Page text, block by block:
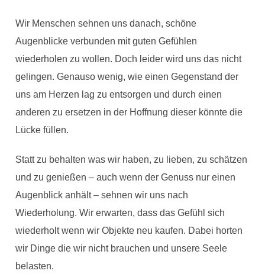
Wir Menschen sehnen uns danach, schöne
Augenblicke verbunden mit guten Gefühlen
wiederholen zu wollen. Doch leider wird uns das nicht
gelingen. Genauso wenig, wie einen Gegenstand der
uns am Herzen lag zu entsorgen und durch einen
anderen zu ersetzen in der Hoffnung dieser könnte die
Lücke füllen.
Statt zu behalten was wir haben, zu lieben, zu schätzen
und zu genießen – auch wenn der Genuss nur einen
Augenblick anhält – sehnen wir uns nach
Wiederholung. Wir erwarten, dass das Gefühl sich
wiederholt wenn wir Objekte neu kaufen. Dabei horten
wir Dinge die wir nicht brauchen und unsere Seele
belasten.